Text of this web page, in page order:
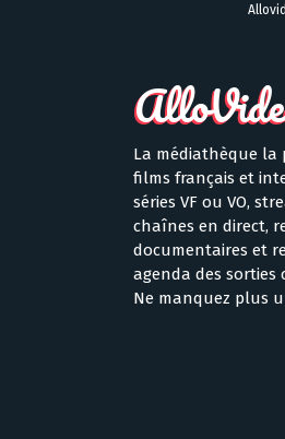
La médiathèque la
films français et
séries VF ou VO,
chaînes en direct,
documentaires et
agenda des sorties
Ne manquez plus